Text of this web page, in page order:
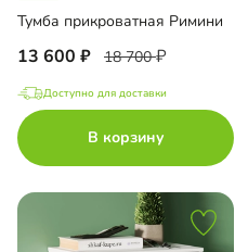
Тумба прикроватная Римини
13 600 18 700
Доступно для доставки
В корзину